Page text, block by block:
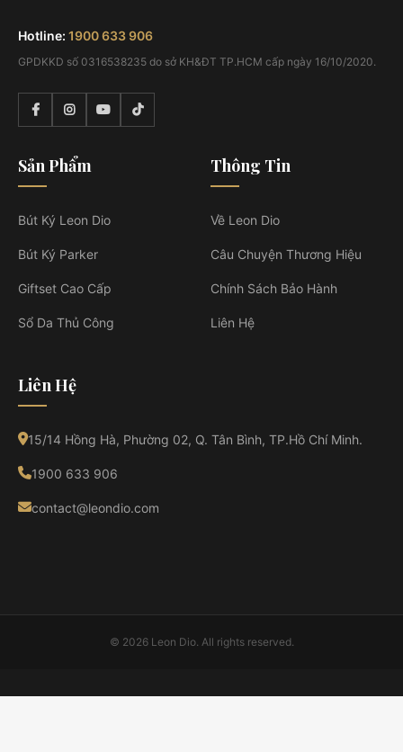
Hotline: 1900 633 906
GPDKKD số 0316538235 do sở KH&ĐT TP.HCM cấp ngày 16/10/2020.
Sản Phẩm
Bút Ký Leon Dio
Bút Ký Parker
Giftset Cao Cấp
Sổ Da Thủ Công
Thông Tin
Về Leon Dio
Câu Chuyện Thương Hiệu
Chính Sách Bảo Hành
Liên Hệ
Liên Hệ
15/14 Hồng Hà, Phường 02, Q. Tân Bình, TP.Hồ Chí Minh.
1900 633 906
contact@leondio.com
© 2026 Leon Dio. All rights reserved.